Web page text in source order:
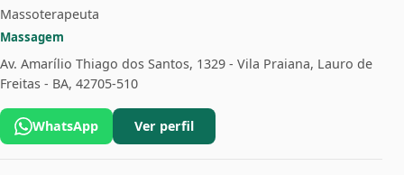
Massoterapeuta
Massagem
Av. Amarílio Thiago dos Santos, 1329 - Vila Praiana, Lauro de
Freitas - BA, 42705-510
WhatsApp Ver perfil